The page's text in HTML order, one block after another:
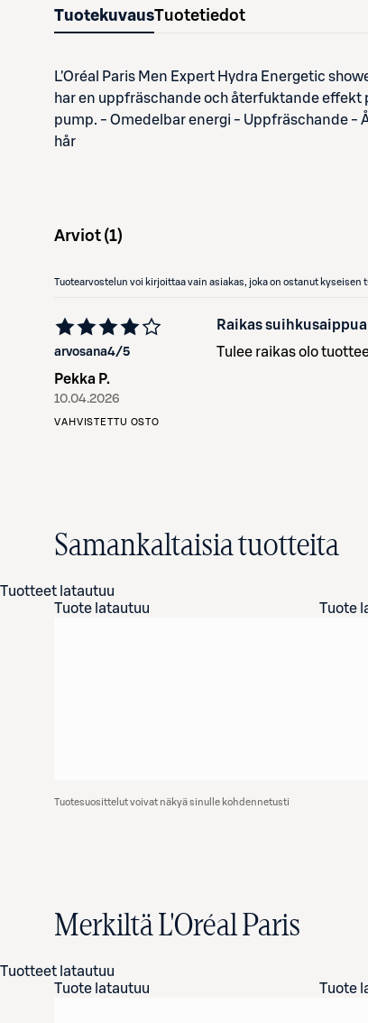
TuotekuvausTuotetiedot
L'Oréal Paris Men Expert Hydra Energetic
har en uppfräschande och återfuktande effekt
pump. - Omedelbar energi - Uppfräschande -
hår
Arviot (1)
Tuotearvostelun voi kirjoittaa vain asiakas, joka on ostanut kyseisen
arvosana4/5
Pekka P.
10.04.2026
VAHVISTETTU OSTO
Raikas suihkusaippua
Tulee raikas olo
Samankaltaisia tuotteita
Tuotteet latautuu
Tuote latautuu
Tuote
Tuotesuosittelut voivat näkyä sinulle kohdennetusti
Merkiltä L'Oréal Paris
Tuotteet latautuu
Tuote latautuu
Tuote